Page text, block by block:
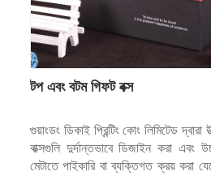
টপ এবং বটম গিফট বক্স
গুয়াংডং ডিকাই প্রিন্টিং কোং লিমিটেড দ্বারা
বাক্সগুলি দুর্দান্তভাবে ডিজাইন করা এবং
মেটাতে পাইকারি বা ব্যক্তিগত ক্রয় করা